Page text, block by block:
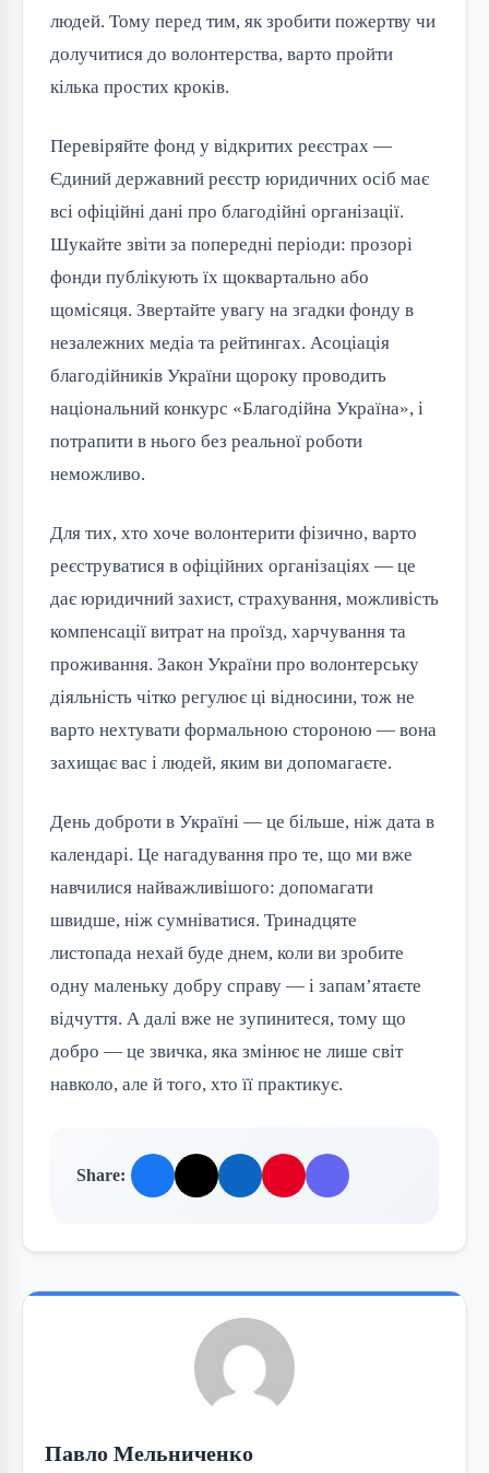
людей. Тому перед тим, як зробити пожертву чи
долучитися до волонтерства, варто пройти
кілька простих кроків.
Перевіряйте фонд у відкритих реєстрах —
Єдиний державний реєстр юридичних осіб має
всі офіційні дані про благодійні організації.
Шукайте звіти за попередні періоди: прозорі
фонди публікують їх щоквартально або
щомісяця. Звертайте увагу на згадки фонду в
незалежних медіа та рейтингах. Асоціація
благодійників України щороку проводить
національний конкурс «Благодійна Україна», і
потрапити в нього без реальної роботи
неможливо.
Для тих, хто хоче волонтерити фізично, варто
реєструватися в офіційних організаціях — це
дає юридичний захист, страхування, можливість
компенсації витрат на проїзд, харчування та
проживання. Закон України про волонтерську
діяльність чітко регулює ці відносини, тож не
варто нехтувати формальною стороною — вона
захищає вас і людей, яким ви допомагаєте.
День доброти в Україні — це більше, ніж дата в
календарі. Це нагадування про те, що ми вже
навчилися найважливішого: допомагати
швидше, ніж сумніватися. Тринадцяте
листопада нехай буде днем, коли ви зробите
одну маленьку добру справу — і запам’ятаєте
відчуття. А далі вже не зупинитеся, тому що
добро — це звичка, яка змінює не лише світ
навколо, але й того, хто її практикує.
Share:
Павло Мельниченко